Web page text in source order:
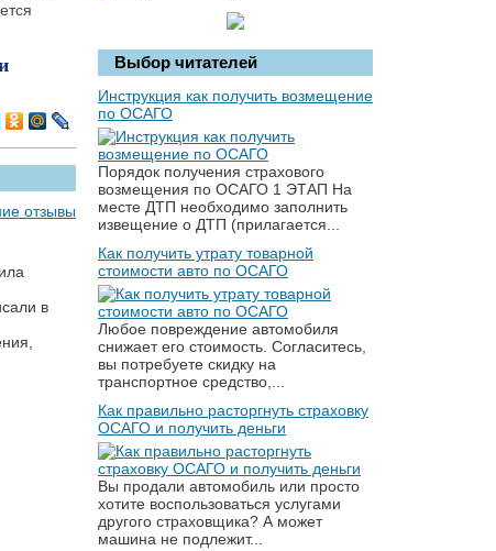
Выбор читателей
Инструкция как получить возмещение
по ОСАГО
Порядок получения страхового
возмещения по ОСАГО 1 ЭТАП На
месте ДТП необходимо заполнить
извещение о ДТП (прилагается...
Как получить утрату товарной
стоимости авто по ОСАГО
Любое повреждение автомобиля
снижает его стоимость. Согласитесь,
вы потребуете скидку на
транспортное средство,...
Как правильно расторгнуть страховку
ОСАГО и получить деньги
Вы продали автомобиль или просто
хотите воспользоваться услугами
другого страховщика? А может
машина не подлежит...
отзывы
в